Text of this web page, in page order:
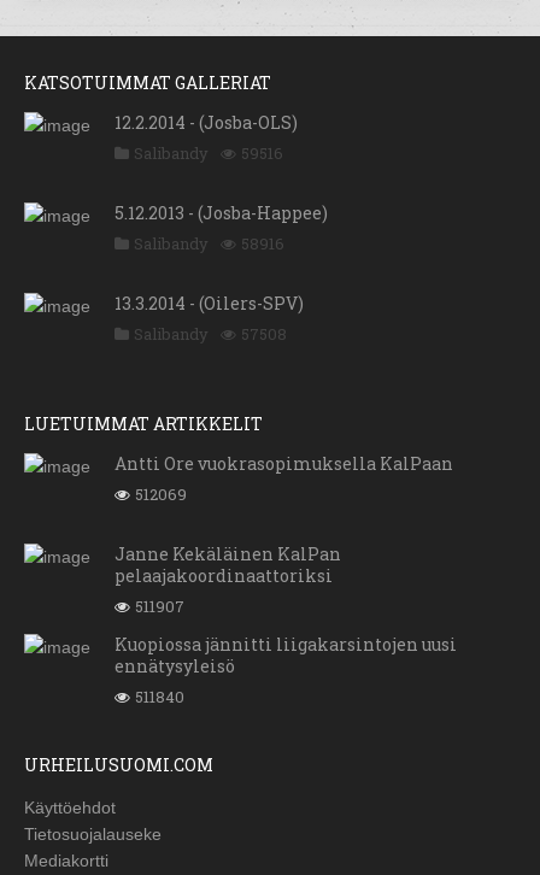
KATSOTUIMMAT GALLERIAT
12.2.2014 - (Josba-OLS)
Salibandy 59516
5.12.2013 - (Josba-Happee)
Salibandy 58916
13.3.2014 - (Oilers-SPV)
Salibandy 57508
LUETUIMMAT ARTIKKELIT
Antti Ore vuokrasopimuksella KalPaan
512069
Janne Kekäläinen KalPan
pelaajakoordinaattoriksi
511907
Kuopiossa jännitti liigakarsintojen uusi
ennätysyleisö
511840
URHEILUSUOMI.COM
Käyttöehdot
Tietosuojalauseke
Mediakortti